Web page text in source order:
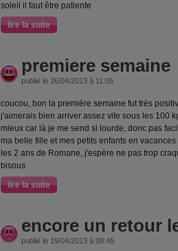
soleil il faut être patiente
lire la suite
premiere semaine
publié le 26/04/2013 à 11:05
coucou, bon la première semaine fut très
j'aimerais bien arriver assez vite sous les 100
mieux car là je me send si lourde, donc pas
ma belle fille et mes petits enfants en
les 2 ans de Romane, j'espère ne pas trop
bisous
lire la suite
encore un retour
publié le 19/04/2013 à 08:45